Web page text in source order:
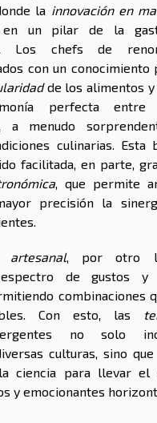
la innovación en
en un pilar de la
Los chefs de
con un conocimiento
de los alimentos y
perfecta entre
a menudo
culinarias. Esta
facilitada, en parte,
, que permite
precisión la
artesanal, por otro
de gustos y
combinaciones
Con esto, las
no solo
culturas, sino
ciencia para llevar el
y emocionantes